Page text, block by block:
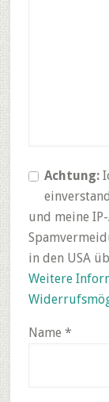
Achtung:
und meine
in den USA
Weitere
Name *